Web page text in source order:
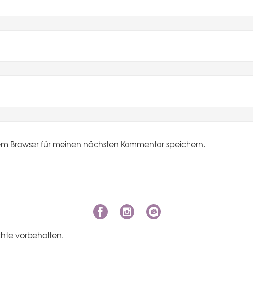
Browser für meinen nächsten Kommentar speichern.
vorbehalten.